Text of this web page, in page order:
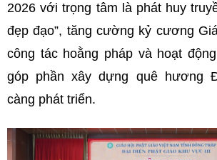
2026 với trọng tâm là phát huy
đẹp đạo”, tăng cường kỷ cương
công tác hoằng pháp và hoạt
góp phần xây dựng quê hương
càng phát triển.